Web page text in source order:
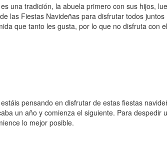
una tradición, la abuela primero con sus hijos,
las Fiestas Navideñas para disfrutar todos
que tanto les gusta, por lo que no disfruta con
pensando en disfrutar de estas fiestas
un año y comienza el siguiente. Para
lo mejor posible.